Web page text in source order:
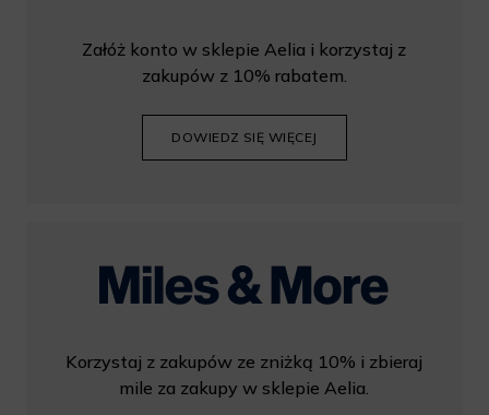
Załóż konto w sklepie Aelia i korzystaj z
zakupów z 10% rabatem.
DOWIEDZ SIĘ WIĘCEJ
Korzystaj z zakupów ze zniżką 10% i zbieraj
mile za zakupy w sklepie Aelia.